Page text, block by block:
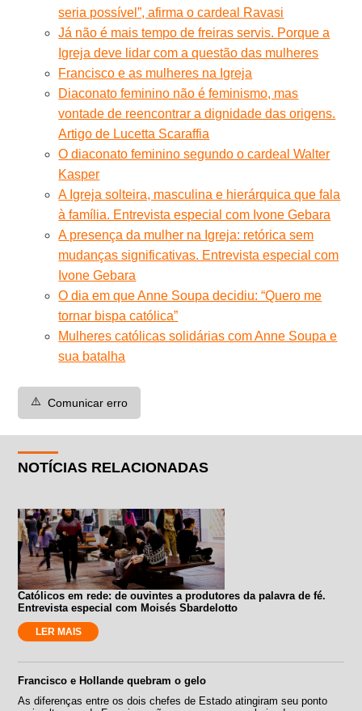
seria possível”, afirma o cardeal Ravasi
Já não é mais tempo de freiras servis. Porque a
Igreja deve lidar com a questão das mulheres
Francisco e as mulheres na Igreja
Diaconato feminino não é feminismo, mas
vontade de reencontrar a dignidade das origens.
Artigo de Lucetta Scaraffia
O diaconato feminino segundo o cardeal Walter
Kasper
A Igreja solteira, masculina e hierárquica que fala
à família. Entrevista especial com Ivone Gebara
A presença da mulher na Igreja: retórica sem
mudanças significativas. Entrevista especial com
Ivone Gebara
O dia em que Anne Soupa decidiu: “Quero me
tornar bispa católica”
Mulheres católicas solidárias com Anne Soupa e
sua batalha
⚠️ Comunicar erro
NOTÍCIAS RELACIONADAS
Católicos em rede: de ouvintes a produtores da palavra de fé.
Entrevista especial com Moisés Sbardelotto
LER MAIS
Francisco e Hollande quebram o gelo
As diferenças entre os dois chefes de Estado atingiram seu ponto